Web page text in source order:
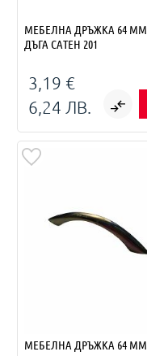
МЕБЕЛНА ДРЪЖКА 64 ММ
ДЪГА САТЕН 201
3,19 €
6,24 ЛВ.
МЕБЕЛНА ДРЪЖКА 64 ММ